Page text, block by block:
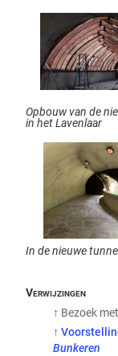
Opbouw van de
in het Lavenlaar
In de nieuwe
↑ Bezoek
↑
Bunkeren